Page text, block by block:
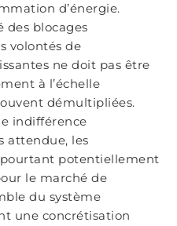
d’énergie.
des blocages
volontés de
ne doit pas être
à l’échelle
démultipliées.
indifférence
attendue, les
potentiellement
le marché de
du système
une concrétisation